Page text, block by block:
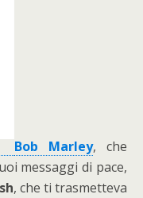
Bob Marley, che
messaggi di pace,
, che ti trasmetteva